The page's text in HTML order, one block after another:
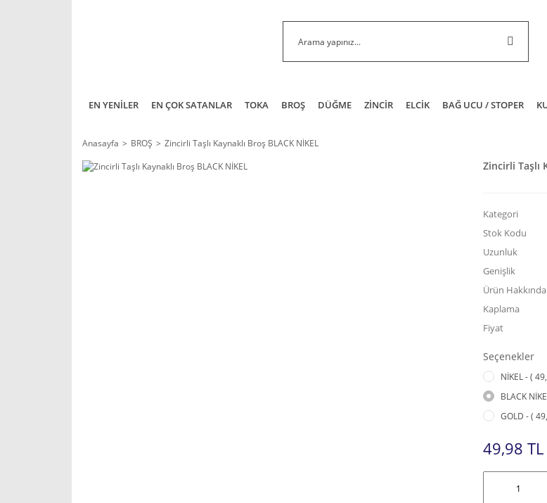
EN YENİLER EN ÇOK SATANLAR TOKA BROŞ DÜĞME ZİNCİR ELCİK BAĞ UCU / STOPER
Anasayfa BROŞ Zincirli Taşlı Kaynaklı Broş BLACK NİKEL
Zincirli Taşlı
Kategori
Stok Kodu
Uzunluk
Genişlik
Ürün Hakkında
Kaplama
Fiyat
Seçenekler
NİKEL - (
BLACK
GOLD - (
49,98 TL